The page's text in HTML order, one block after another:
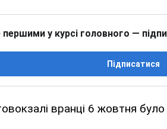
першими у курсі головного —
Підписатися
вранці 6 жовтня було